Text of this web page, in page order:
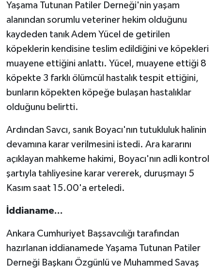
Yaşama Tutunan Patiler Derneği'nin yaşam
alanından sorumlu veteriner hekim olduğunu
kaydeden tanık Adem Yücel de getirilen
köpeklerin kendisine teslim edildiğini ve köpekleri
muayene ettiğini anlattı. Yücel, muayene ettiği 8
köpekte 3 farklı ölümcül hastalık tespit ettiğini,
bunların köpekten köpeğe bulaşan hastalıklar
olduğunu belirtti.
Ardından Savcı, sanık Boyacı'nın tutukluluk halinin
devamına karar verilmesini istedi. Ara kararını
açıklayan mahkeme hakimi, Boyacı'nın adli kontrol
şartıyla tahliyesine karar vererek, duruşmayı 5
Kasım saat 15.00'a erteledi.
İddianame...
Ankara Cumhuriyet Başsavcılığı tarafından
hazırlanan iddianamede Yaşama Tutunan Patiler
Derneği Başkanı Özgünlü ve Muhammed Savaş